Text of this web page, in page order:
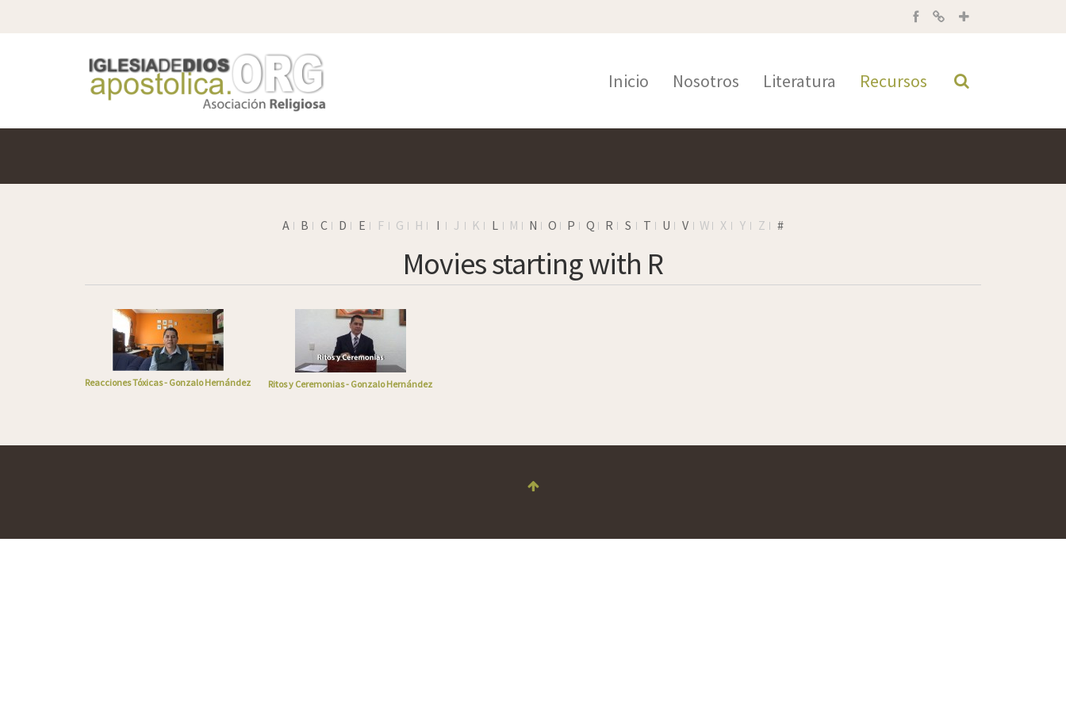
Inicio Nosotros Literatura Recursos
A B C D E F G H I J K L M N O P Q R S T U V W X Y Z #
Movies starting with R
Reacciones Tóxicas - Gonzalo Hernández Ritos y Ceremonias - Gonzalo Hernández